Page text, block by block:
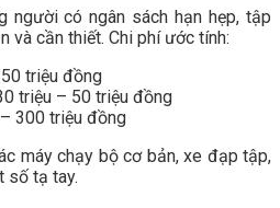
người có ngân sách hạn hẹp, tập
và cần thiết. Chi phí ước tính:
triệu đồng
triệu – 50 triệu đồng
300 triệu đồng
máy chạy bộ cơ bản, xe đạp tập,
số tạ tay.